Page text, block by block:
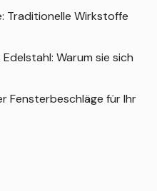
Traditionelle Wirkstoffe
Warum sie sich
Fensterbeschläge für Ihr